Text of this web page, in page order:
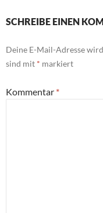
SCHREIBE EINEN
Deine E-Mail-Adresse
sind mit * markiert
Kommentar *